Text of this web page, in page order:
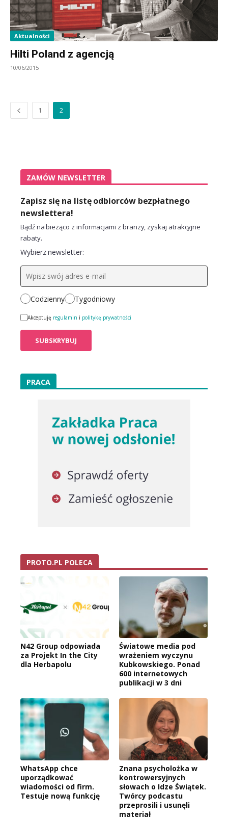
Aktualności
Hilti Poland z agencją
10/06/2015
1 2
ZAMÓW NEWSLETTER
Zapisz się na listę odbiorców bezpłatnego
newslettera!
Bądź na bieżąco z informacjami z branży, zyskaj atrakcyjne
rabaty.
Wybierz newsletter:
Codzienny Tygodniowy
Akceptuję regulamin i politykę prywatności
PRACA
PROTO.PL POLECA
N42 Group odpowiada
za Projekt In the City
dla Herbapolu
Światowe media pod
wrażeniem wyczynu
Kubkowskiego. Ponad
600 internetowych
publikacji w 3 dni
WhatsApp chce
uporządkować
wiadomości od firm.
Testuje nową funkcję
Znana psycholożka w
kontrowersyjnych
słowach o Idze Świątek.
Twórcy podcastu
przeprosili i usunęli
materiał